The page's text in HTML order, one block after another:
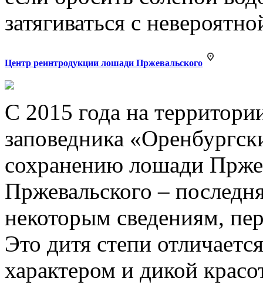
затягиваться с
Центр реинтродукции лошади Пржевальского
С 2015 года на
заповедника
сохранению лошади
Пржевальского –
некоторым сведениям,
Это дитя степи
характером и дикой